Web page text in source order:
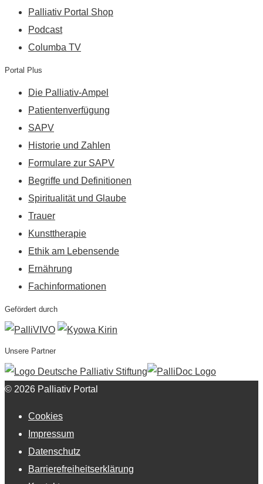
Palliativ Portal Shop
Podcast
Columba TV
Portal Plus
Die Palliativ-Ampel
Patientenverfügung
SAPV
Historie und Zahlen
Formulare zur SAPV
Begriffe und Definitionen
Spiritualität und Glaube
Trauer
Kunsttherapie
Ethik am Lebensende
Ernährung
Fachinformationen
Gefördert durch
Unsere Partner
© 2026 Palliativ Portal
Cookies
Impressum
Datenschutz
Barrierefreiheitserklärung